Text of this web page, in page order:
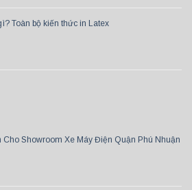
Toàn bộ kiến thức in Latex
Cho Showroom Xe Máy Điện Quận Phú Nhuận